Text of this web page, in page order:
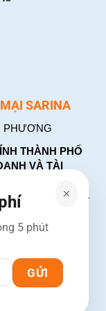
SARINA
PHƯƠNG
THÀNH PHỐ
VÀ TÀI
thứ: 4, ngày 31
10, TP. Hồ Chí
5 phút